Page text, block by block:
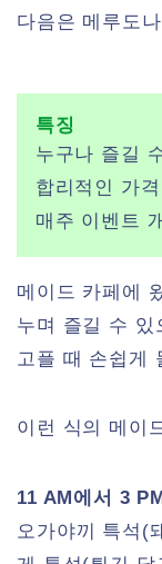
다음은 메루도
특징
누구나 즐길
합리적인 가격
매주 이벤트
메이드 카페에
누며 즐길 수 있
고플 때 손쉽게
이런 식의 메이
11 AM에서 3
오가야끼 특석(